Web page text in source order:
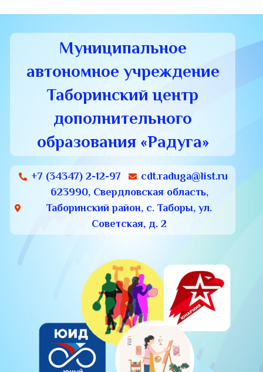
Муниципальное
автономное учреждение
Таборинский центр
дополнительного
образования «Радуга»
+7 (34347) 2-12-97
cdt.raduga@list.ru
623990, Свердловская область,
Таборинский район, с. Таборы, ул.
Советская, д. 2